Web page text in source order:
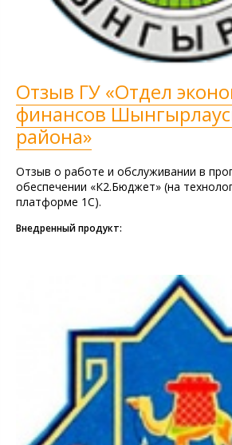
Отзыв ГУ «Отдел
финансов
района»
Отзыв о работе и обслуживании в
обеспечении «К2.Бюджет» (на
платформе 1С).
Внедренный продукт: